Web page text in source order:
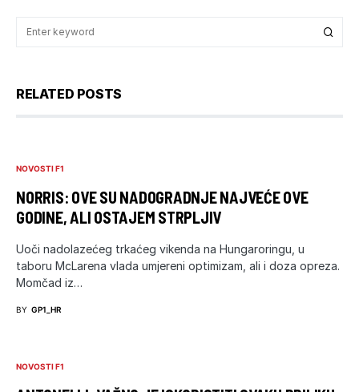
RELATED POSTS
NOVOSTI F1
NORRIS: OVE SU NADOGRADNJE NAJVEĆE OVE
GODINE, ALI OSTAJEM STRPLJIV
Uoči nadolazećeg trkaćeg vikenda na Hungaroringu, u
taboru McLarena vlada umjereni optimizam, ali i doza opreza.
Momčad iz…
BY GP1_HR
NOVOSTI F1